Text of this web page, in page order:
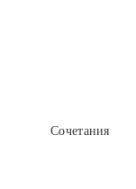
Сочетания